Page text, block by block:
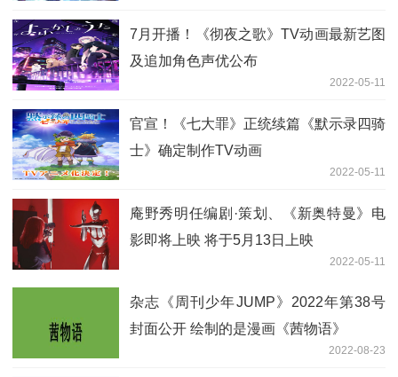
7月开播！《彻夜之歌》TV动画最新艺图
及追加角色声优公布
2022-05-11
官宣！《七大罪》正统续篇《默示录四骑
士》确定制作TV动画
2022-05-11
庵野秀明任编剧·策划、《新奥特曼》电
影即将上映 将于5月13日上映
2022-05-11
杂志《周刊少年JUMP》2022年第38号
封面公开 绘制的是漫画《茜物语》
2022-08-23